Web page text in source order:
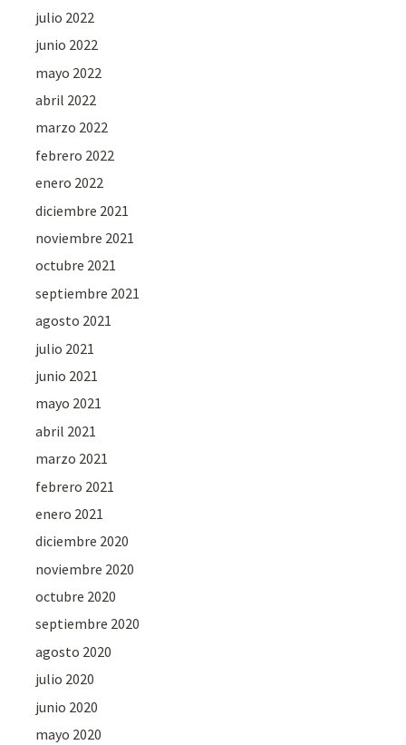
julio 2022
junio 2022
mayo 2022
abril 2022
marzo 2022
febrero 2022
enero 2022
diciembre 2021
noviembre 2021
octubre 2021
septiembre 2021
agosto 2021
julio 2021
junio 2021
mayo 2021
abril 2021
marzo 2021
febrero 2021
enero 2021
diciembre 2020
noviembre 2020
octubre 2020
septiembre 2020
agosto 2020
julio 2020
junio 2020
mayo 2020